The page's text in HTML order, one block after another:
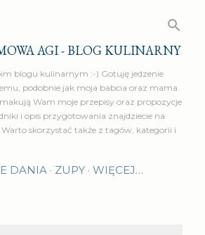
AGI - BLOG KULINARNY
blogu kulinarnym :-) Gotuję jedzenie
podobnie jak moja babcia oraz mama.
Wam moje przepisy oraz propozycje
i opis przygotowania znajdziecie na
skorzystać także z tagów, kategorii i
DANIA ZUPY WIĘCEJ…